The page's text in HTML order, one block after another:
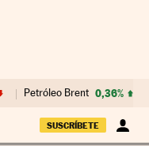
Petróleo Brent 0,36%
SUSCRÍBETE